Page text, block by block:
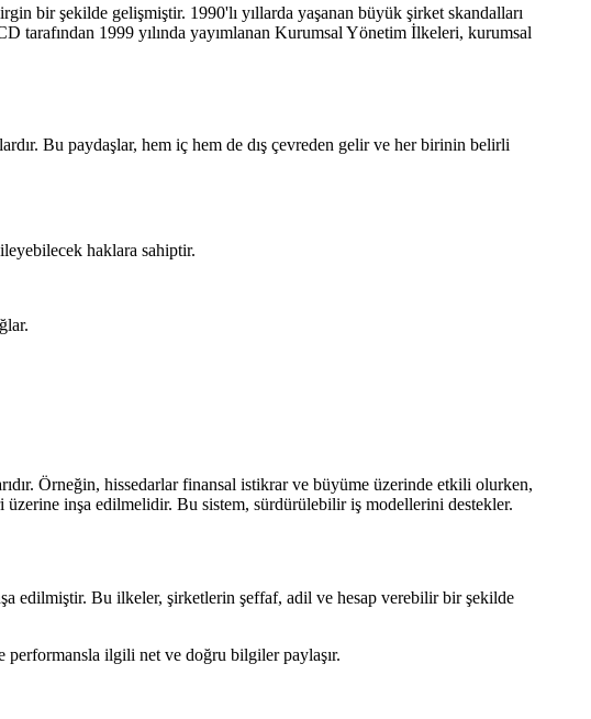
bir şekilde gelişmiştir. 1990'lı yıllarda yaşanan büyük şirket skandalları
tarafından 1999 yılında yayımlanan Kurumsal Yönetim İlkeleri, kurumsal
Bu paydaşlar, hem iç hem de dış çevreden gelir ve her birinin belirli
haklara sahiptir.
Örneğin, hissedarlar finansal istikrar ve büyüme üzerinde etkili olurken,
inşa edilmelidir. Bu sistem, sürdürülebilir iş modellerini destekler.
edilmiştir. Bu ilkeler, şirketlerin şeffaf, adil ve hesap verebilir bir şekilde
performansla ilgili net ve doğru bilgiler paylaşır.